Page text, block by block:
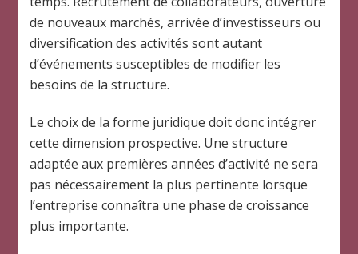
de nouveaux marchés, arrivée d’investisseurs ou
diversification des activités sont autant
d’événements susceptibles de modifier les
besoins de la structure.
Le choix de la forme juridique doit donc intégrer
cette dimension prospective. Une structure
adaptée aux premières années d’activité ne sera
pas nécessairement la plus pertinente lorsque
l’entreprise connaîtra une phase de croissance
plus importante.